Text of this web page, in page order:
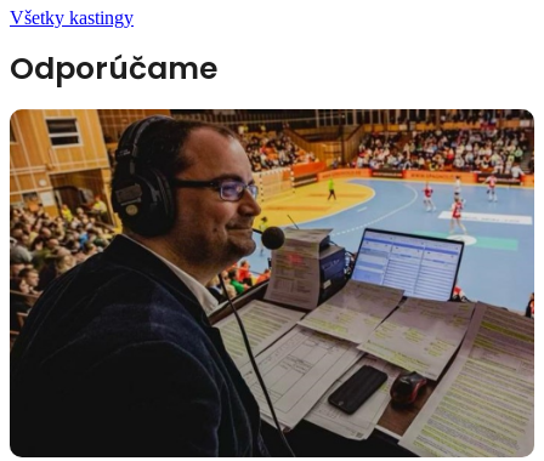
Všetky kastingy
Odporúčame